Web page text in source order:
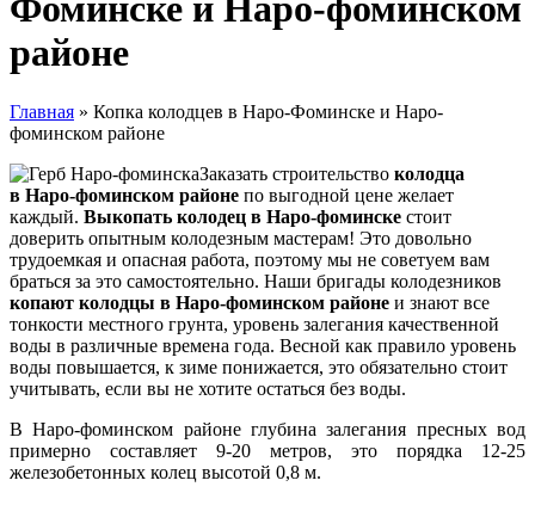
Фоминске и Наро-фоминском
районе
Главная » Копка колодцев в Наро-Фоминске и Наро-
фоминском районе
Заказать строительство колодца
в Наро-фоминском районе по выгодной цене желает
каждый. Выкопать колодец в Наро-фоминске стоит
доверить опытным колодезным мастерам! Это довольно
трудоемкая и опасная работа, поэтому мы не советуем вам
браться за это самостоятельно. Наши бригады колодезников
копают колодцы в Наро-фоминском районе и знают все
тонкости местного грунта, уровень залегания качественной
воды в различные времена года. Весной как правило уровень
воды повышается, к зиме понижается, это обязательно стоит
учитывать, если вы не хотите остаться без воды.
В Наро-фоминском районе глубина залегания пресных вод
примерно составляет 9-20 метров, это порядка 12-25
железобетонных колец высотой 0,8 м.